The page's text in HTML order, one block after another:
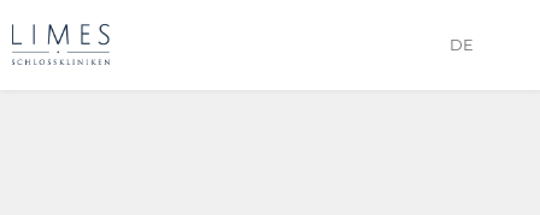
DE